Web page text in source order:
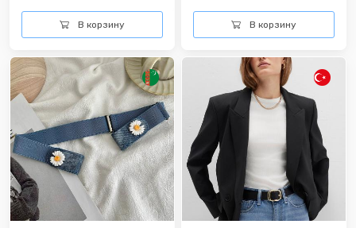
В корзину В корзину